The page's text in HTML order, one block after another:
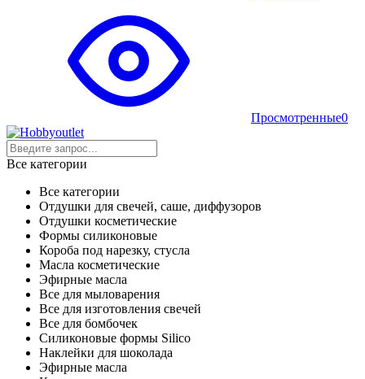
Просмотренные0
Все категории
Все категории
Отдушки для свечей, саше, диффузоров
Отдушки косметические
Формы силиконовые
Короба под нарезку, стусла
Масла косметические
Эфирные масла
Все для мыловарения
Все для изготовления свечей
Все для бомбочек
Силиконовые формы Silico
Наклейки для шоколада
Эфирные масла